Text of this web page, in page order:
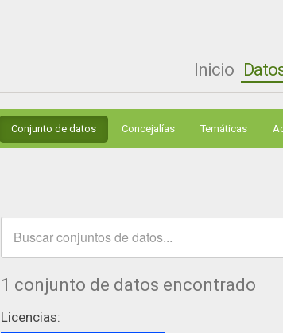
Inicio
Conjunto de datos Concejalías Temáticas
1 conjunto de datos encontrado
Licencias: